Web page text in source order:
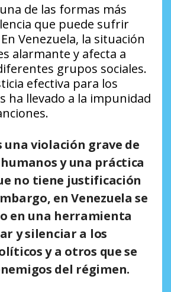
de las formas más
que puede sufrir
Venezuela, la situación
alarmante y afecta a
grupos sociales.
efectiva para los
ha llevado a la impunidad
violación grave de
y una práctica
no tiene justificación
en Venezuela se
en una herramienta
y silenciar a los
y a otros que se
del régimen.